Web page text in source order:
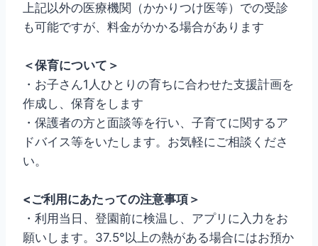
上記以外の医療機関（かかりつけ医等）での受診
も可能ですが、料金がかかる場合があります
＜保育について＞
・お子さん1人ひとりの育ちに合わせた支援計画を
作成し、保育をします
・保護者の方と面談等を行い、子育てに関するア
ドバイス等をいたします。お気軽にご相談くださ
い。
<ご利用にあたっての注意事項＞
・利用当日、登園前に検温し、アプリに入力をお
願いします。37.5°以上の熱がある場合にはお預か